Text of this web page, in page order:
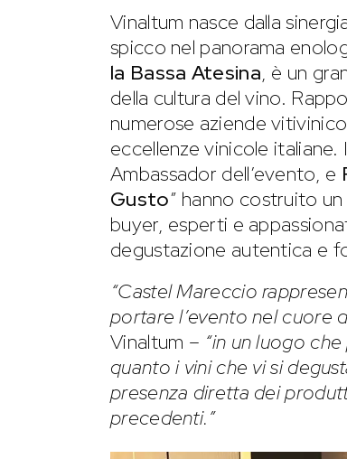
Vinaltum nasce dalla
spicco nel panorama
la Bassa Atesina, è un
della cultura del vino.
numerose aziende
eccellenze vinicole
Ambassador dell’evento, e
Gusto” hanno costruito
buyer, esperti e
degustazione autentica e
“Castel Mareccio
portare l’evento nel cuore
Vinaltum – “in un luogo
quanto i vini che vi si
presenza diretta dei
precedenti.”